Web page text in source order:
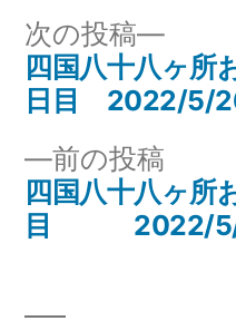
投
ナ
ビ
前の投稿
の
投
四国八十八ヶ所
目 2022/5/
次の投稿
次
の
投
四国八十八ヶ
日目 2022/5/